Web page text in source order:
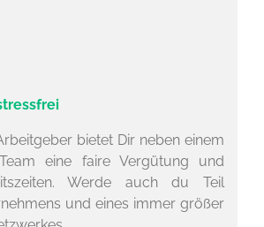
bietet Dir neben einem
eine faire Vergütung und
Werde auch du Teil
und eines immer größer